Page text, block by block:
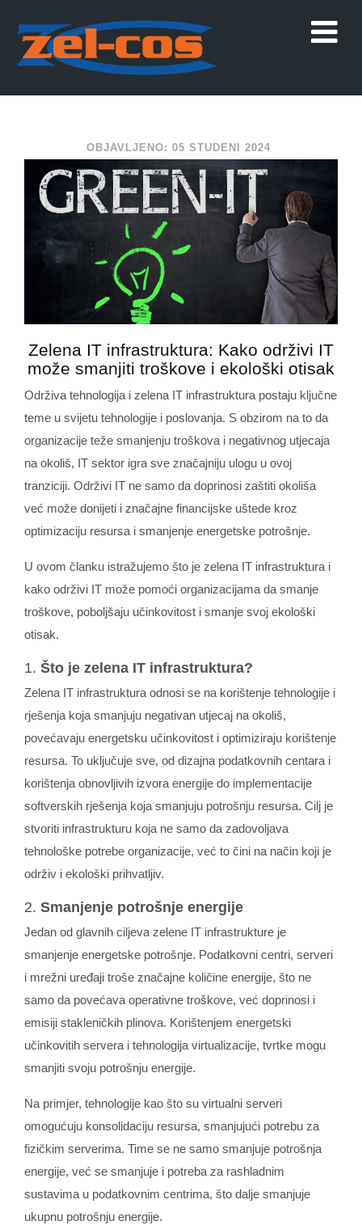
OBJAVLJENO: 05 STUDENI 2024
Zelena IT infrastruktura: Kako održivi IT
može smanjiti troškove i ekološki otisak
Održiva tehnologija i zelena IT infrastruktura postaju ključne
teme u svijetu tehnologije i poslovanja. S obzirom na to da
organizacije teže smanjenju troškova i negativnog utjecaja
na okoliš, IT sektor igra sve značajniju ulogu u ovoj
tranziciji. Održivi IT ne samo da doprinosi zaštiti okoliša
već može donijeti i značajne financijske uštede kroz
optimizaciju resursa i smanjenje energetske potrošnje.
U ovom članku istražujemo što je zelena IT infrastruktura i
kako održivi IT može pomoći organizacijama da smanje
troškove, poboljšaju učinkovitost i smanje svoj ekološki
otisak.
1. Što je zelena IT infrastruktura?
Zelena IT infrastruktura odnosi se na korištenje tehnologije i
rješenja koja smanjuju negativan utjecaj na okoliš,
povećavaju energetsku učinkovitost i optimiziraju korištenje
resursa. To uključuje sve, od dizajna podatkovnih centara i
korištenja obnovljivih izvora energije do implementacije
softverskih rješenja koja smanjuju potrošnju resursa. Cilj je
stvoriti infrastrukturu koja ne samo da zadovoljava
tehnološke potrebe organizacije, već to čini na način koji je
održiv i ekološki prihvatljiv.
2. Smanjenje potrošnje energije
Jedan od glavnih ciljeva zelene IT infrastrukture je
smanjenje energetske potrošnje. Podatkovni centri, serveri
i mrežni uređaji troše značajne količine energije, što ne
samo da povećava operativne troškove, već doprinosi i
emisiji stakleničkih plinova. Korištenjem energetski
učinkovitih servera i tehnologija virtualizacije, tvrtke mogu
smanjiti svoju potrošnju energije.
Na primjer, tehnologije kao što su virtualni serveri
omogućuju konsolidaciju resursa, smanjujući potrebu za
fizičkim serverima. Time se ne samo smanjuje potrošnja
energije, već se smanjuje i potreba za rashladnim
sustavima u podatkovnim centrima, što dalje smanjuje
ukupnu potrošnju energije.